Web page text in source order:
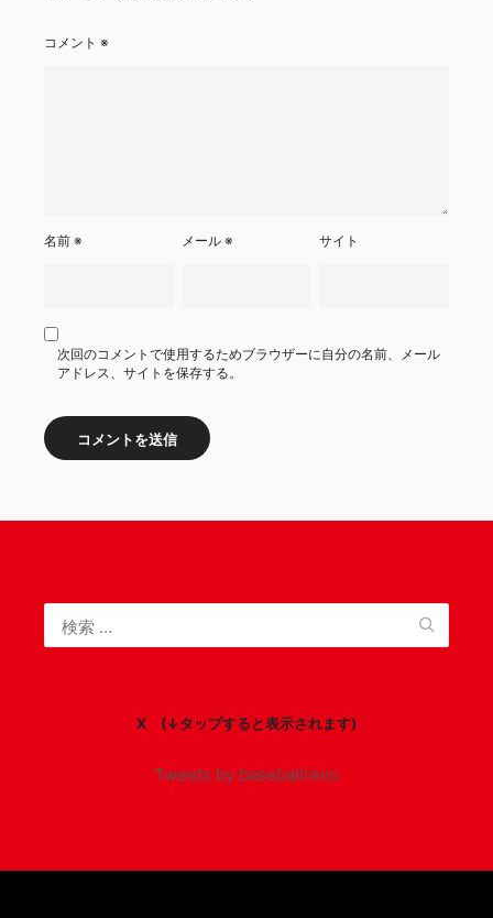
コメント ※
名前 ※ メール※ サイト
次回のコメントで使用するためブラウザーに自分の名前、メール
アドレス、サイトを保存する。
X (↓タップすると表示されます)
Tweets by baseballrevo